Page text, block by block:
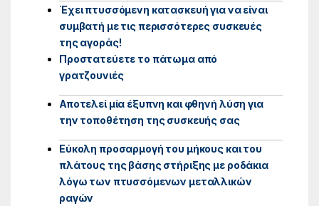
Έχει πτυσσόμενη κατασκευή για να είναι
συμβατή με τις περισσότερες συσκευές
της αγοράς!
Προστατεύετε το πάτωμα από
γρατζουνιές
Αποτελεί μία έξυπνη και φθηνή λύση για
την τοποθέτηση της συσκευής σας
Εύκολη προσαρμογή του μήκους και του
πλάτους της βάσης στήριξης με ροδάκια
λόγω των πτυσσόμενων μεταλλικών
ραγών